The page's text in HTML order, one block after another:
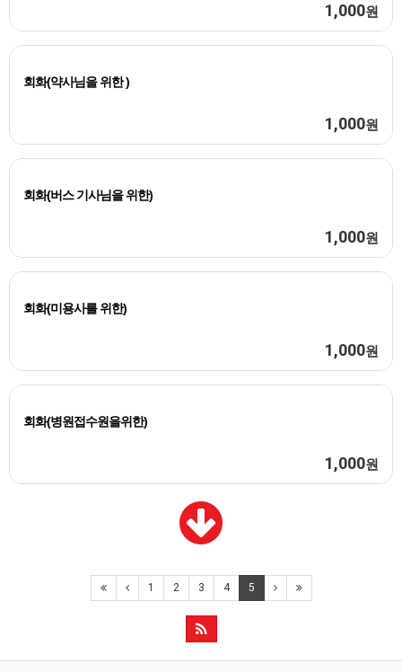
1,000원
회화(약사님을 위한 )
1,000원
회화(버스 기사님을 위한)
1,000원
회화(미용사를 위한)
1,000원
회화(병원접수원을위한)
1,000원
1 2 3 4 5